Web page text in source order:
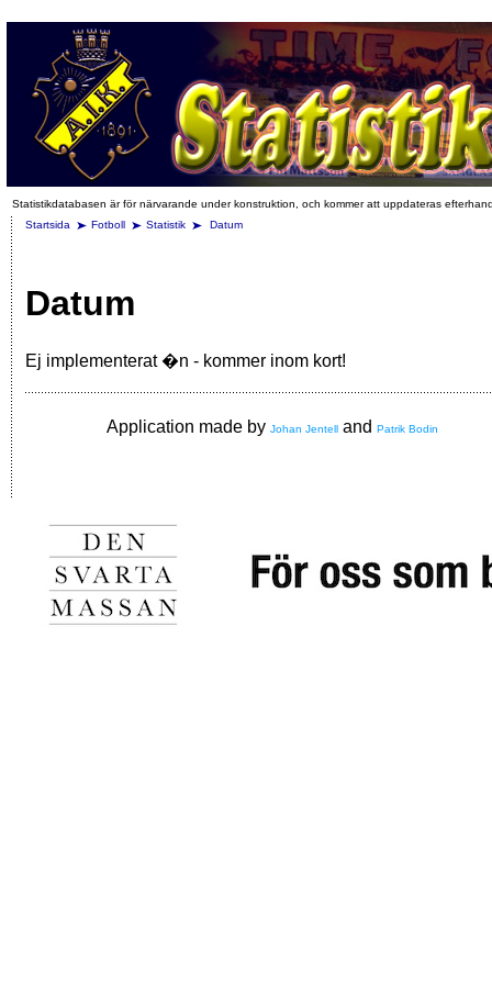
Statistikdatabasen är för närvarande under konstruktion, och kommer att uppdateras
Startsida
Fotboll Statistik Datum
Datum
Ej implementerat �n - kommer inom kort!
Application made by Johan Jentell and Patrik Bodin